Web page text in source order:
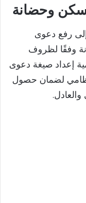
وحضانة
إلى رفع دعوى
وفقًا لظروف
إعداد صيغة دعوى
لضمان حصول